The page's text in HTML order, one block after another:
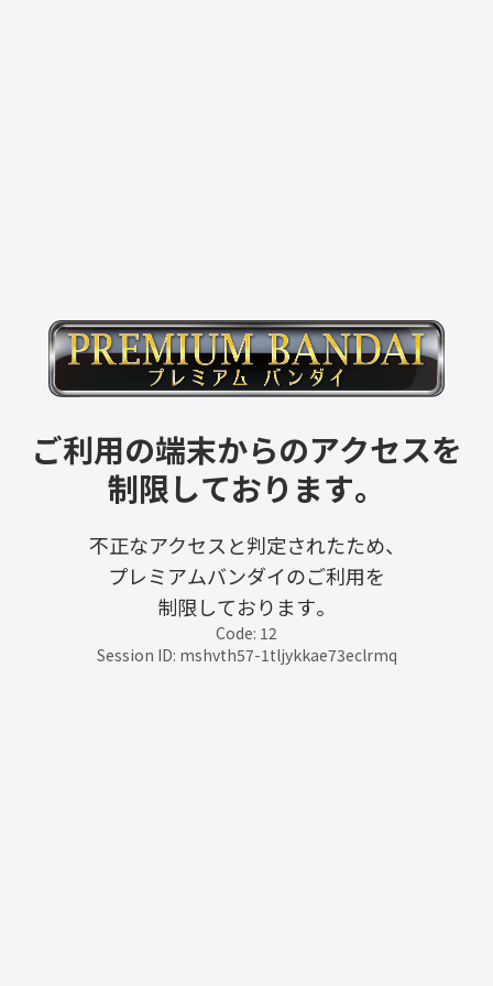
ご利用の端末からのアクセスを
制限しております。
不正なアクセスと判定されたため、
プレミアムバンダイのご利用を
制限しております。
Code: 12
Session ID: mshvth57-1tljykkae73eclrmq